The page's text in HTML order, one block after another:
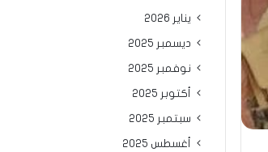
يناير 2026
ديسمبر 2025
نوفمبر 2025
أكتوبر 2025
سبتمبر 2025
أغسطس 2025